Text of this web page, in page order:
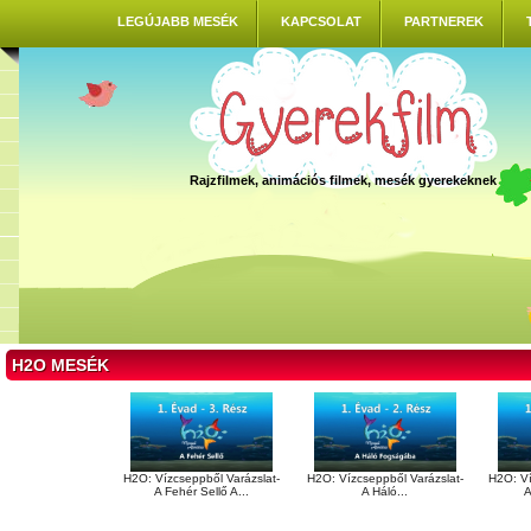
LEGÚJABB MESÉK KAPCSOLAT PARTNEREK
Rajzfilmek, animációs filmek, mesék gyerekeknek
H2O MESÉK
H2O: Vízcseppből Varázslat-
A Fehér Sellő A...
H2O: Vízcseppből Varázslat-
A Háló...
H2O: